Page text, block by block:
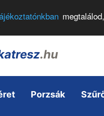
.hu
Porzsák